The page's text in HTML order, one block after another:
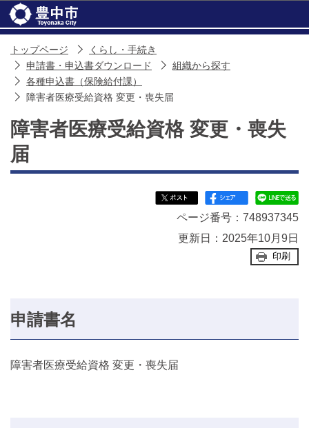
トップページ
くらし・手続き
申請書・申込書ダウンロード
組織から探す
各種申込書（保険給付課）
障害者医療受給資格 変更・喪失届
障害者医療受給資格 変更・喪失
届
ページ番号：748937345
更新日：2025年10月9日
印刷
申請書名
障害者医療受給資格 変更・喪失届